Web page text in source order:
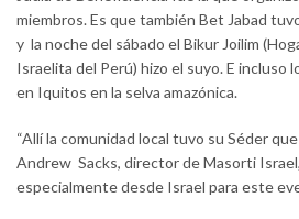
miembros. Es que también Bet Jabad
y la noche del sábado el Bikur Joilim
Israelita del Perú) hizo el suyo. E incluso
en Iquitos en la selva amazónica.
“Allí la comunidad local tuvo su Séder
Andrew Sacks, director de Masorti
especialmente desde Israel para este